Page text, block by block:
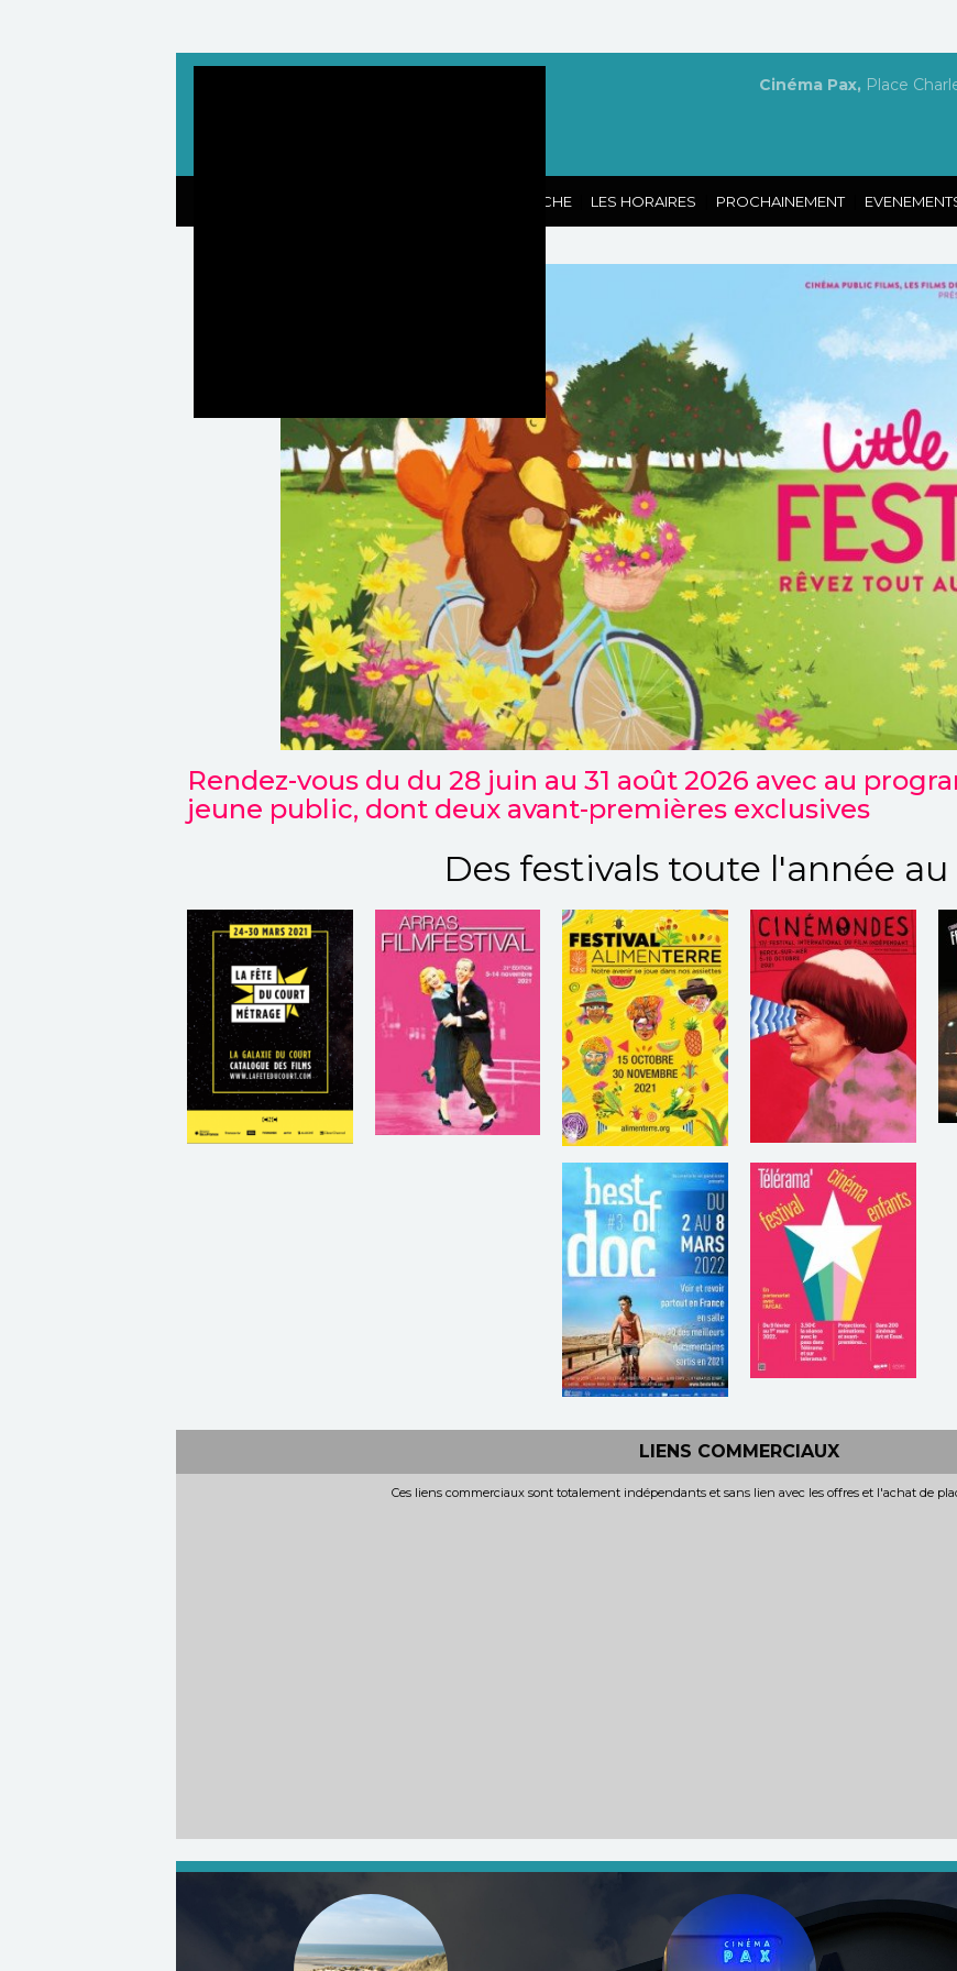
A L'AFFICHE LES HORAIRES PROCHAINEMENT
Cinéma Pax, Place
Rendez-vous du du 28 juin au 31 août 2026 avec au
jeune public, dont deux avant-premières exclusives
Des festivals toute l'année au
LIENS COMMERCIAUX
Ces liens commerciaux sont totalement indépendants et sans lien avec les offres et l'achat de